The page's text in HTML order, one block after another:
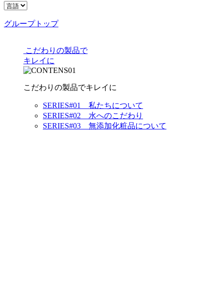
グループトップ
こだわりの製品で
キレイに
こだわりの製品でキレイに
SERIES#01 私たちについて
SERIES#02 水へのこだわり
SERIES#03 無添加化粧品について